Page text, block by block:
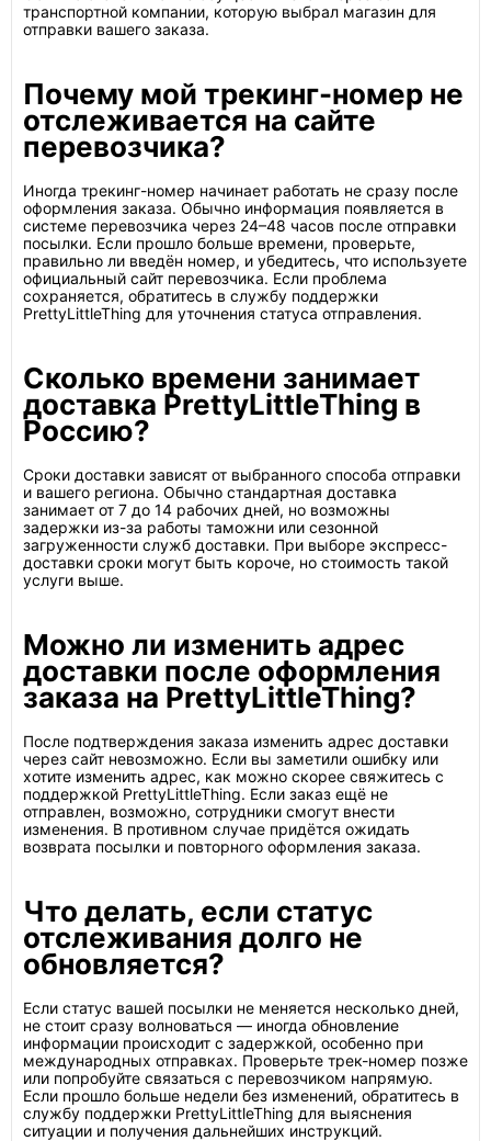
транспортной компании, которую выбрал магазин для
отправки вашего заказа.
Почему мой трекинг-номер не
отслеживается на сайте
перевозчика?
Иногда трекинг-номер начинает работать не сразу после
оформления заказа. Обычно информация появляется в
системе перевозчика через 24–48 часов после отправки
посылки. Если прошло больше времени, проверьте,
правильно ли введён номер, и убедитесь, что используете
официальный сайт перевозчика. Если проблема
сохраняется, обратитесь в службу поддержки
PrettyLittleThing для уточнения статуса отправления.
Сколько времени занимает
доставка PrettyLittleThing в
Россию?
Сроки доставки зависят от выбранного способа отправки
и вашего региона. Обычно стандартная доставка
занимает от 7 до 14 рабочих дней, но возможны
задержки из-за работы таможни или сезонной
загруженности служб доставки. При выборе экспресс-
доставки сроки могут быть короче, но стоимость такой
услуги выше.
Можно ли изменить адрес
доставки после оформления
заказа на PrettyLittleThing?
После подтверждения заказа изменить адрес доставки
через сайт невозможно. Если вы заметили ошибку или
хотите изменить адрес, как можно скорее свяжитесь с
поддержкой PrettyLittleThing. Если заказ ещё не
отправлен, возможно, сотрудники смогут внести
изменения. В противном случае придётся ожидать
возврата посылки и повторного оформления заказа.
Что делать, если статус
отслеживания долго не
обновляется?
Если статус вашей посылки не меняется несколько дней,
не стоит сразу волноваться — иногда обновление
информации происходит с задержкой, особенно при
международных отправках. Проверьте трек-номер позже
или попробуйте связаться с перевозчиком напрямую.
Если прошло больше недели без изменений, обратитесь в
службу поддержки PrettyLittleThing для выяснения
ситуации и получения дальнейших инструкций.